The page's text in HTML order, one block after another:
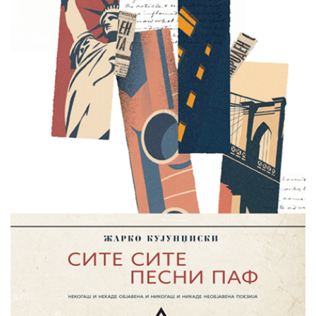
потисната природа, и ова го објаснува врз основа на
интерпретација на значењето на некои традиционални
приказни од северноамериканскиот, јужноамериканскиот и од
европскиот фолклор.
Во книгата има шеснаесет поглавја, секое посветено на некој
особен аспект на женското искуство – врските, креативноста,
лутината, спиритуалноста, припаѓањето итн. Во поговорот,
авторката зборува и за терапевтската функција на приказните,
надоврзувајќи се така и на традиционалните начини на
прекугенерациско пренесување на женската историја и